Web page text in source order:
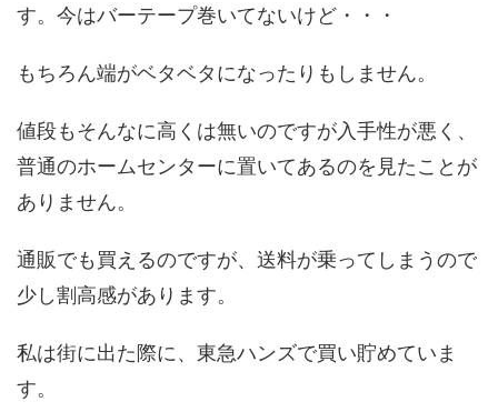
す。今はバーテープ巻いてないけど・・・
もちろん端がベタベタになったりもしません。
値段もそんなに高くは無いのですが入手性が悪く、
普通のホームセンターに置いてあるのを見たことが
ありません。
通販でも買えるのですが、送料が乗ってしまうので
少し割高感があります。
私は街に出た際に、東急ハンズで買い貯めていま
す。